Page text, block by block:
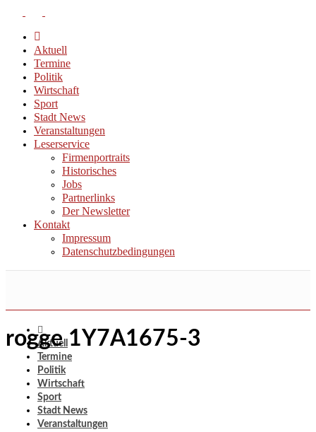
Aktuell
Termine
Politik
Wirtschaft
Sport
Stadt News
Veranstaltungen
Leserservice
Firmenportraits
Historisches
Jobs
Partnerlinks
Der Newsletter
Kontakt
Impressum
Datenschutzbedingungen
Aktuell
Termine
Politik
Wirtschaft
Sport
Stadt News
Veranstaltungen
rogge 1Y7A1675-3